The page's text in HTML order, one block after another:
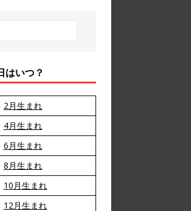
はいつ？
2月生まれ
4月生まれ
6月生まれ
8月生まれ
10月生まれ
12月生まれ